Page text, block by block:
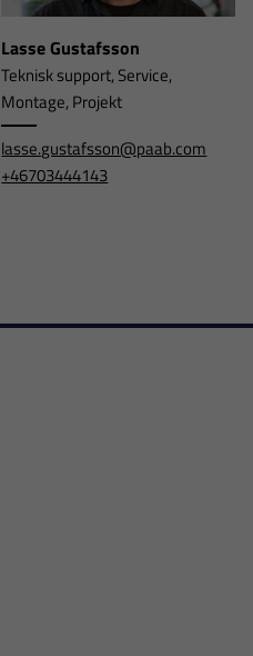
Lasse Gustafsson
Teknisk support, Service,
Montage, Projekt
lasse.gustafsson@paab.com
+46703444143